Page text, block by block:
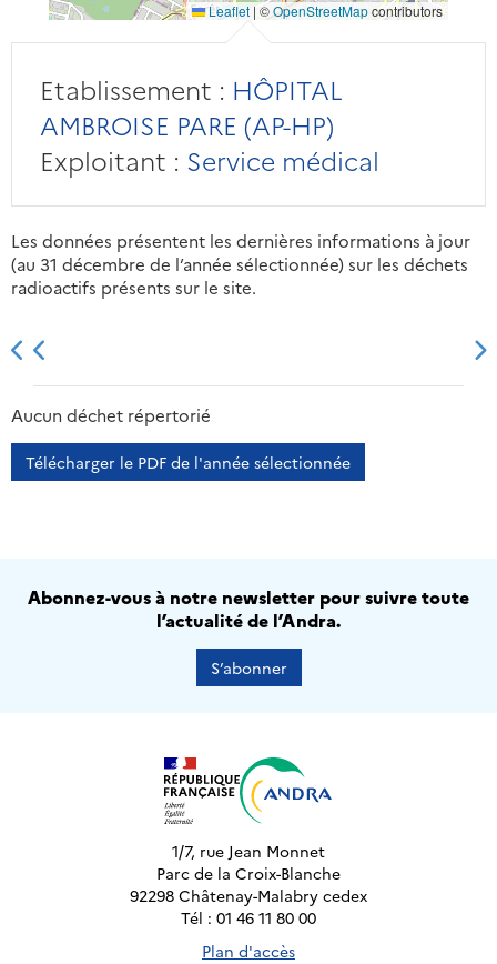
Leaflet | ©OpenStreetMapcontributors
Etablissement : HÔPITAL
AMBROISE PARE (AP-HP)
Exploitant : Service médical
Les données présentent les dernières informations à jour
(au 31 décembre de l’année sélectionnée) sur les déchets
radioactifs présents sur le site.
2013 2014
Aucun déchet répertorié
Télécharger le PDF de l'année sélectionnée
Abonnez-vous à notre newsletter pour suivre toute
l’actualité de l’Andra.
S’abonner
1/7, rue Jean Monnet
Parc de la Croix-Blanche
92298 Châtenay-Malabry cedex
Tél : 01 46 11 80 00
Plan d'accès